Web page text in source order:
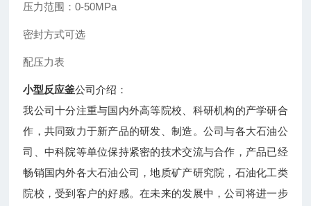
压力范围：0-50MPa
密封方式可选
配压力表
小型反应釜公司介绍：
我公司十分注重与国内外高等院校、科研机构的产学研合
作，共同致力于新产品的研发、制造。公司与各大石油公
司、中科院等单位保持紧密的技术交流与合作，产品已经
畅销国内外各大石油公司，地质矿产研究院，石油化工类
院校，受到客户的好感。在未来的发展中，公司将进一步